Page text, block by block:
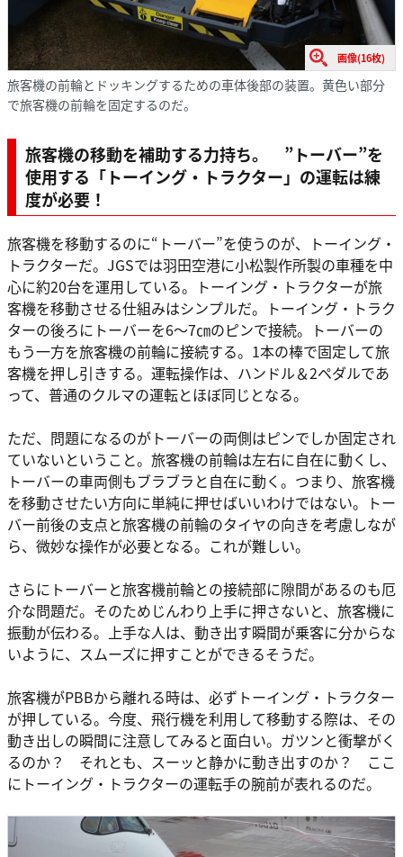
画像(16枚)
旅客機の前輪とドッキングするための車体後部の装置。黄色い部分
で旅客機の前輪を固定するのだ。
旅客機の移動を補助する力持ち。 ”トーバー”を
使用する「トーイング・トラクター」の運転は練
度が必要！
旅客機を移動するのに“トーバー”を使うのが、トーイング・
トラクターだ。JGSでは羽田空港に小松製作所製の車種を中
心に約20台を運用している。トーイング・トラクターが旅
客機を移動させる仕組みはシンプルだ。トーイング・トラク
ターの後ろにトーバーを6～7㎝のピンで接続。トーバーの
もう一方を旅客機の前輪に接続する。1本の棒で固定して旅
客機を押し引きする。運転操作は、ハンドル＆2ペダルであ
って、普通のクルマの運転とほぼ同じとなる。
ただ、問題になるのがトーバーの両側はピンでしか固定され
ていないということ。旅客機の前輪は左右に自在に動くし、
トーバーの車両側もブラブラと自在に動く。つまり、旅客機
を移動させたい方向に単純に押せばいいわけではない。トー
バー前後の支点と旅客機の前輪のタイヤの向きを考慮しなが
ら、微妙な操作が必要となる。これが難しい。
さらにトーバーと旅客機前輪との接続部に隙間があるのも厄
介な問題だ。そのためじんわり上手に押さないと、旅客機に
振動が伝わる。上手な人は、動き出す瞬間が乗客に分からな
いように、スムーズに押すことができるそうだ。
旅客機がPBBから離れる時は、必ずトーイング・トラクター
が押している。今度、飛行機を利用して移動する際は、その
動き出しの瞬間に注意してみると面白い。ガツンと衝撃がく
るのか？ それとも、スーッと静かに動き出すのか？ ここ
にトーイング・トラクターの運転手の腕前が表れるのだ。